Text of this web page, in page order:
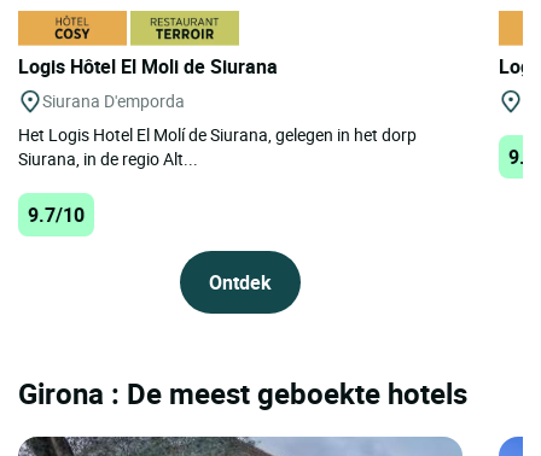
Logis Hôtel El Moli de Siurana
Siurana D'emporda
Het Logis Hotel El Molí de Siurana, gelegen in het dorp
Siurana, in de regio Alt...
9.7/10
Ontdek
Girona : De meest geboekte hotels